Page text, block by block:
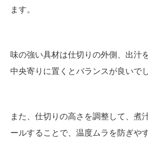
ます。
味の強い具材は仕切りの外側、出汁
中央寄りに置くとバランスが良いで
また、仕切りの高さを調整して、煮
ールすることで、温度ムラを防ぎや